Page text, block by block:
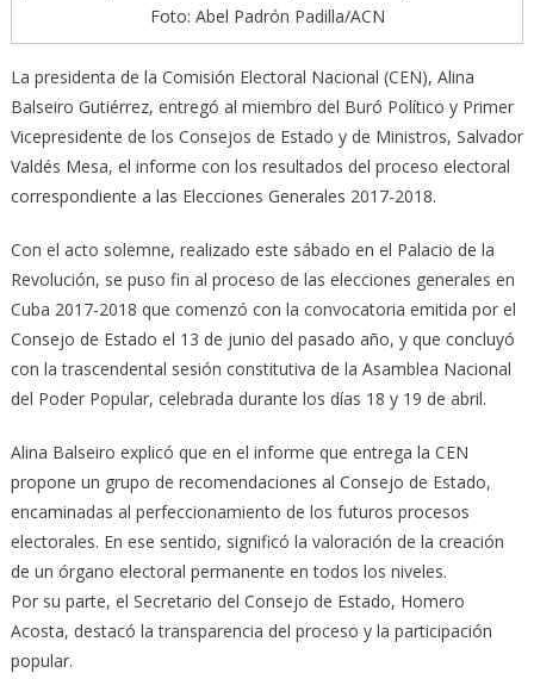
Foto: Abel Padrón Padilla/ACN
La presidenta de la Comisión Electoral Nacional (CEN), Alina
Balseiro Gutiérrez, entregó al miembro del Buró Político y Primer
Vicepresidente de los Consejos de Estado y de Ministros, Salvador
Valdés Mesa, el informe con los resultados del proceso electoral
correspondiente a las Elecciones Generales 2017-2018.
Con el acto solemne, realizado este sábado en el Palacio de la
Revolución, se puso fin al proceso de las elecciones generales en
Cuba 2017-2018 que comenzó con la convocatoria emitida por el
Consejo de Estado el 13 de junio del pasado año, y que concluyó
con la trascendental sesión constitutiva de la Asamblea Nacional
del Poder Popular, celebrada durante los días 18 y 19 de abril.
Alina Balseiro explicó que en el informe que entrega la CEN
propone un grupo de recomendaciones al Consejo de Estado,
encaminadas al perfeccionamiento de los futuros procesos
electorales. En ese sentido, significó la valoración de la creación
de un órgano electoral permanente en todos los niveles.
Por su parte, el Secretario del Consejo de Estado, Homero
Acosta, destacó la transparencia del proceso y la participación
popular.